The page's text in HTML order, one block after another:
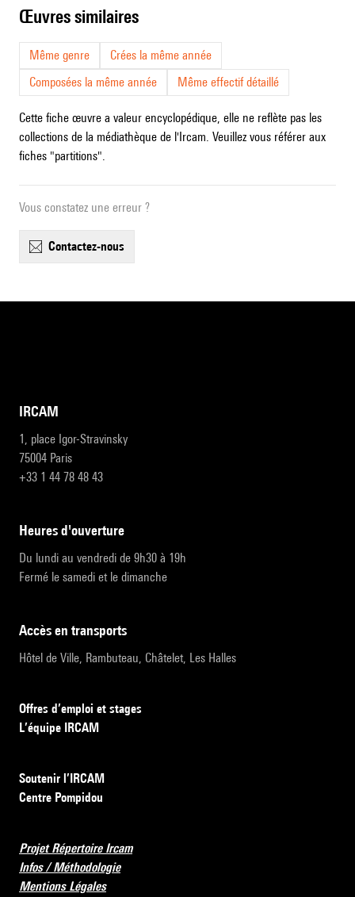
œuvres similaires
Même genre
Crées la même année
Composées la même année
Même effectif détaillé
Cette fiche œuvre a valeur encyclopédique, elle ne reflète pas les
collections de la médiathèque de l'Ircam. Veuillez vous référer aux
fiches "partitions".
Vous constatez une erreur ?
contactez-nous
IRCAM
1, place Igor-Stravinsky
75004 Paris
+33 1 44 78 48 43
heures d'ouverture
Du lundi au vendredi de 9h30 à 19h
Fermé le samedi et le dimanche
accès en transports
Hôtel de Ville, Rambuteau, Châtelet, Les Halles
Offres d’emploi et stages
L’équipe IRCAM
Soutenir l’IRCAM
Centre Pompidou
Projet Répertoire Ircam
Infos / Méthodologie
Mentions Légales